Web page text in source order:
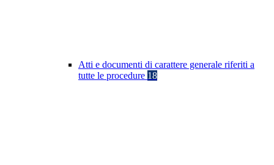
Atti e documenti di carattere generale riferiti a
tutte le procedure 18